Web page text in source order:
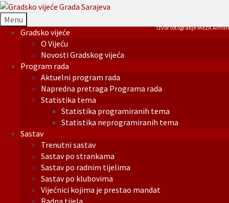
Menu
Gradsko vijeće
O Vijeću
Novosti Gradskog vijeća
Program rada
Aktuelni program rada
Napredna pretraga Programa rada
Statistika tema
Statistika programiranih tema
Statistika neprogramiranih tema
Sastav
Trenutni sastav
Sastav po strankama
Sastav po radnim tijelima
Sastav po klubovima
Vijećnici kojima je prestao mandat
Izvor fotografije Mezit Armin